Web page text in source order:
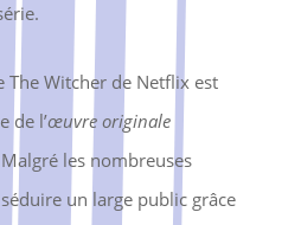
The Witcher de Netflix est
de l’œuvre originale
les nombreuses
un large public grâce